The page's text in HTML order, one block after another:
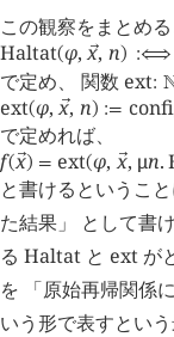
この観察をまとめ
Haltat(φ, 󰕷
x, n) :⟺
で定め、 関数 ext:
ext(φ, 󰕷
x, n) :=
で定めれば、
f(󰕷
x) = ext(φ, 󰕷
x, μn.
と書けるというこ
た結果」 として書
る Haltat と ext が
を 「原始再帰関係
いう形で表すとい